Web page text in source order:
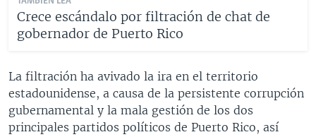
Crece escándalo por filtración de chat de
gobernador de Puerto Rico
La filtración ha avivado la ira en el territorio
estadounidense, a causa de la persistente corrupción
gubernamental y la mala gestión de los dos
principales partidos políticos de Puerto Rico, así